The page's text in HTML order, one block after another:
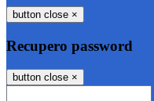
button close ×
Recupero password
button close ×